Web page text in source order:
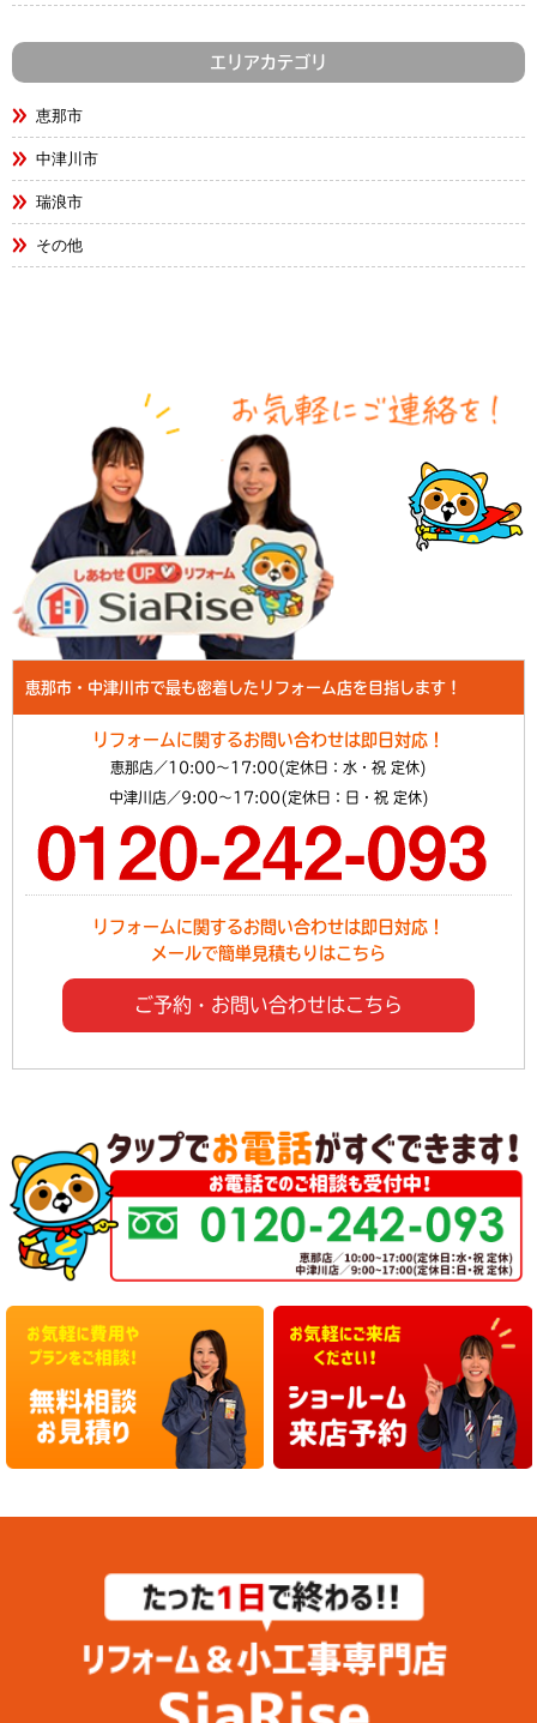
エリアカテゴリ
恵那市
中津川市
瑞浪市
その他
恵那市・中津川市で最も密着したリフォーム店を目指します！
リフォームに関するお問い合わせは即日対応！
恵那店／10:00～17:00(定休日：水・祝 定休)
中津川店／9:00～17:00(定休日：日・祝 定休)
リフォームに関するお問い合わせは即日対応！
メールで簡単見積もりはこちら
ご予約・お問い合わせはこちら